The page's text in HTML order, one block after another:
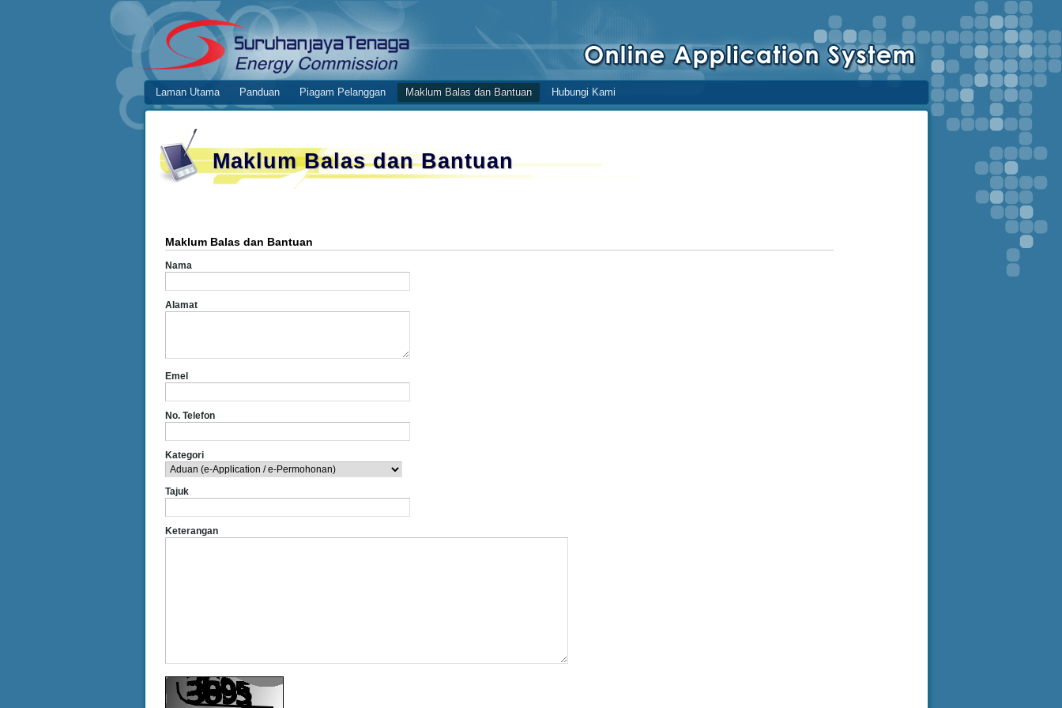
Skip to Content
Online Application System
Maklum Balas dan Bantuan
Navigation
Laman Utama Panduan Piagam Pelanggan Maklum Balas dan Bantuan Hubungi Kami
Maklum Balas dan Bantuan
Maklum Balas dan Bantuan
Nama
Alamat
Emel
No. Telefon
Kategori
Tajuk
Keterangan